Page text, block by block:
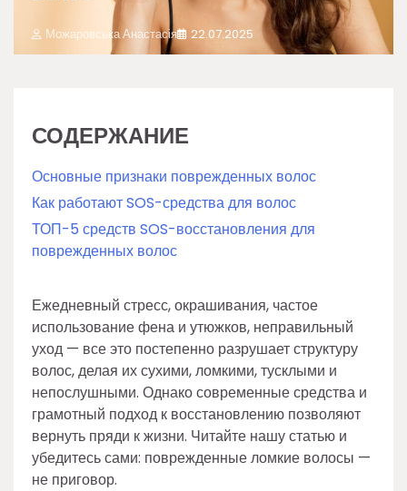
Можаровська Анастасія 22.07.2025
СОДЕРЖАНИЕ
Основные признаки поврежденных волос
Как работают SOS-средства для волос
ТОП-5 средств SOS-восстановления для
поврежденных волос
Ежедневный стресс, окрашивания, частое
использование фена и утюжков, неправильный
уход — все это постепенно разрушает структуру
волос, делая их сухими, ломкими, тусклыми и
непослушными. Однако современные средства и
грамотный подход к восстановлению позволяют
вернуть пряди к жизни. Читайте нашу статью и
убедитесь сами: поврежденные ломкие волосы —
не приговор.